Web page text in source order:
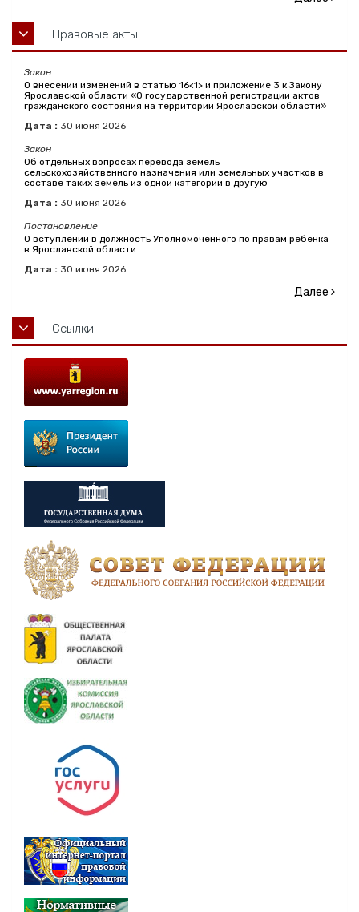
Правовые акты
Закон
О внесении изменений в статью 16<1> и приложение 3 к Закону
Ярославской области «О государственной регистрации актов
гражданского состояния на территории Ярославской области»
Дата : 30 июня 2026
Закон
Об отдельных вопросах перевода земель
сельскохозяйственного назначения или земельных участков в
составе таких земель из одной категории в другую
Дата : 30 июня 2026
Постановление
О вступлении в должность Уполномоченного по правам ребенка
в Ярославской области
Дата : 30 июня 2026
Далее
Ссылки